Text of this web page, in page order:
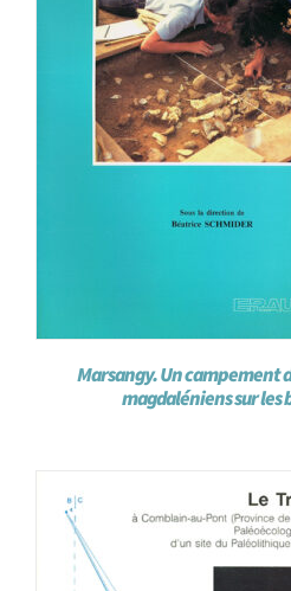
Marsangy. Un campement
magdaléniens sur les